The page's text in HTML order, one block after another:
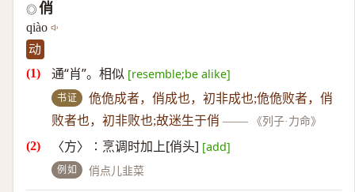
◎ 俏
qiào
动
通“肖”。相似 [resemble;be alike]
书证
佹佹成者，俏成也，初非成也;佹佹败者，俏
败者也，初非败也;故迷生于俏 —— 《列子·力命》
〈方〉∶烹调时加上[俏头] [add]
例如 俏点儿韭菜